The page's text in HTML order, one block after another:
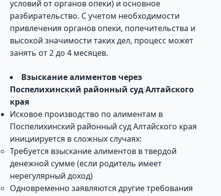
условий от органов опеки) и основное
разбирательство. С учетом необходимости
привлечения органов опеки, попечительства и
высокой значимости таких дел, процесс может
занять от 2 до 4 месяцев.
Взыскание алиментов через
Поспелихинский районный суд Алтайского
края
Исковое производство по алиментам в
Поспелихинский районный суд Алтайского края
инициируется в сложных случаях:
Требуется взыскание алиментов в твердой
денежной сумме (если родитель имеет
нерегулярный доход)
Одновременно заявляются другие требования